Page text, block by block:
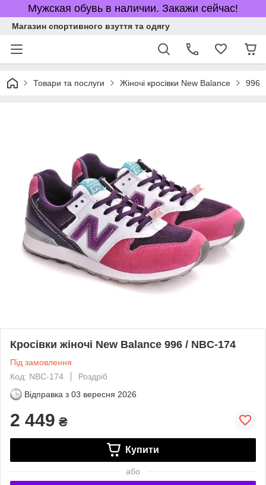
Мужская обувь в наличии. Закажи сейчас!
Магазин спортивного взуття та одягу
Товари та послуги Жіночі кросівки New Balance 996
Кросівки жіночі New Balance 996 / NBC-174
Під замовлення
Код: NBC-174
Роздріб
Відправка з 03 вересня 2026
2 449 ₴
Купити
або